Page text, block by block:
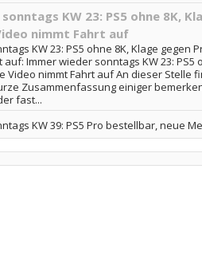
KW 23: PS5 ohne 8K,
nimmt Fahrt auf
KW 23: PS5 ohne 8K, Klage gegen
auf: Immer wieder sonntags KW 23: PS5
Video nimmt Fahrt auf An dieser Stelle
Zusammenfassung einiger
fast...
KW 39: PS5 Pro bestellbar, neue